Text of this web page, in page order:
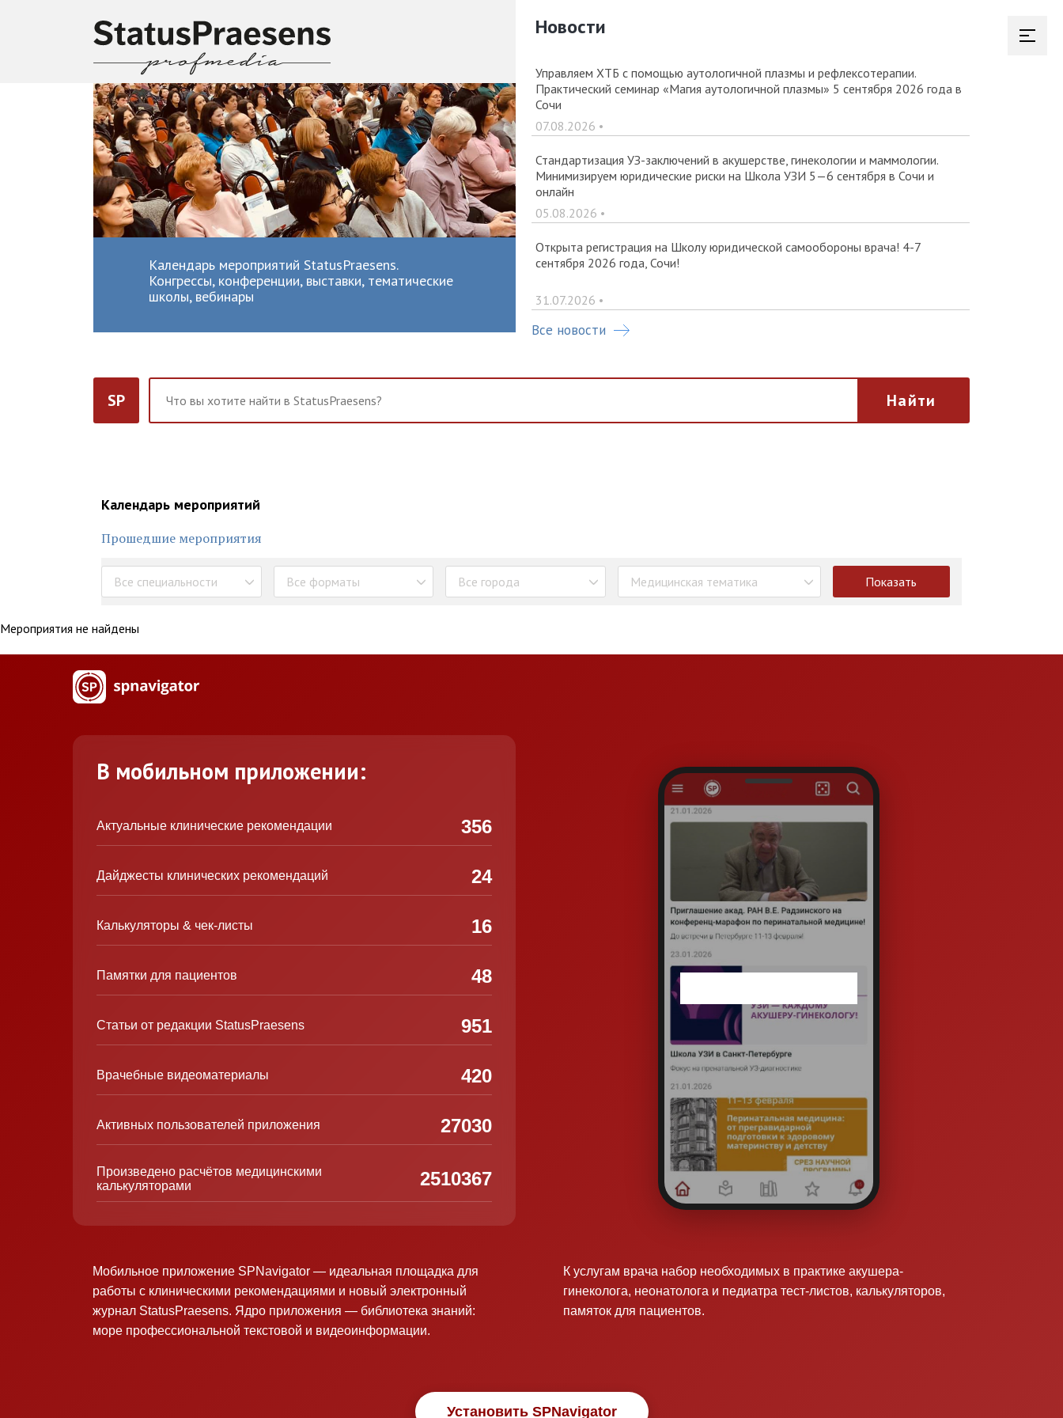
Календарь мероприятий StatusPraesens.
Конгрессы, конференции, выставки, тематические
школы, вебинары
Новости
Управляем ХТБ с помощью аутологичной плазмы и рефлексотерапии.
Практический семинар «Магия аутологичной плазмы» 5 сентября 2026 года в
Сочи
07.08.2026 •
Стандартизация УЗ-заключений в акушерстве, гинекологии и маммологии.
Минимизируем юридические риски на Школа УЗИ 5—6 сентября в Сочи и
онлайн
05.08.2026 •
Открыта регистрация на Школу юридической самообороны врача! 4-7
сентября 2026 года, Сочи!
31.07.2026 •
Все новости
SP Найти
Календарь мероприятий
Прошедшие мероприятия
Все специальности Все форматы Все города Медицинская тематика Показать
Мероприятия не найдены
В мобильном приложении:
Актуальные клинические рекомендации 356
Дайджесты клинических рекомендаций 24
Калькуляторы & чек-листы 16
Памятки для пациентов 48
Статьи от редакции StatusPraesens 951
Врачебные видеоматериалы 420
Активных пользователей приложения 27030
Произведено расчётов медицинскими
калькуляторами
2510367
Мобильное приложение SPNavigator — идеальная площадка для
работы с клиническими рекомендациями и новый электронный
журнал StatusPraesens. Ядро приложения — библиотека знаний:
море профессиональной текстовой и видеоинформации.
К услугам врача набор необходимых в практике акушера-
гинеколога, неонатолога и педиатра тест-листов, калькуляторов,
памяток для пациентов.
Установить SPNavigator